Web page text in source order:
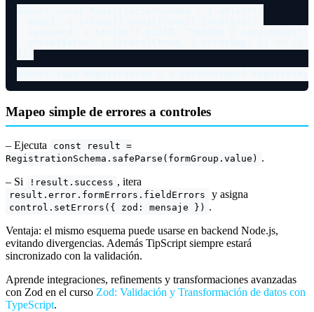
Mapeo simple de errores a controles
– Ejecuta
const result =
RegistrationSchema.safeParse(formGroup.value) .
– Si
!result.success , itera
result.error.formErrors.fieldErrors y asigna
control.setErrors({ zod: mensaje }) .
Ventaja: el mismo esquema puede usarse en backend Node.js,
evitando divergencias. Además TipScript siempre estará
sincronizado con la validación.
Aprende integraciones, refinements y transformaciones avanzadas
con Zod en el curso Zod: Validación y Transformación de datos con
TypeScript.